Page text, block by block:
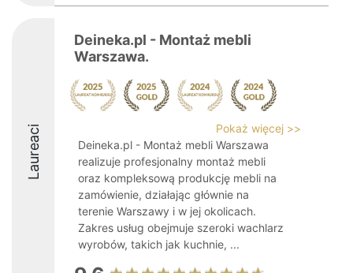
Laureaci
Deineka.pl - Montaż mebli
Warszawa.
Pokaż więcej >>
Deineka.pl - Montaż mebli Warszawa
realizuje profesjonalny montaż mebli
oraz kompleksową produkcję mebli na
zamówienie, działając głównie na
terenie Warszawy i w jej okolicach.
Zakres usług obejmuje szeroki wachlarz
wyrobów, takich jak kuchnie, ...